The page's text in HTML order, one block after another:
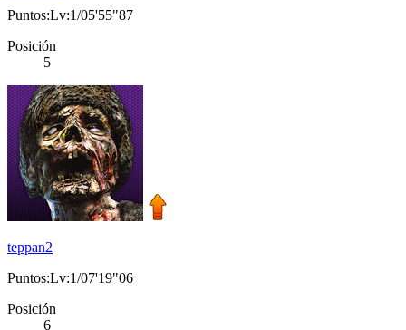
Puntos:Lv:1/05'55"87
Posición
5
teppan2
Puntos:Lv:1/07'19"06
Posición
6